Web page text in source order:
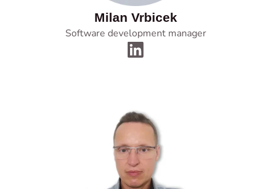
Milan Vrbicek
Software development manager